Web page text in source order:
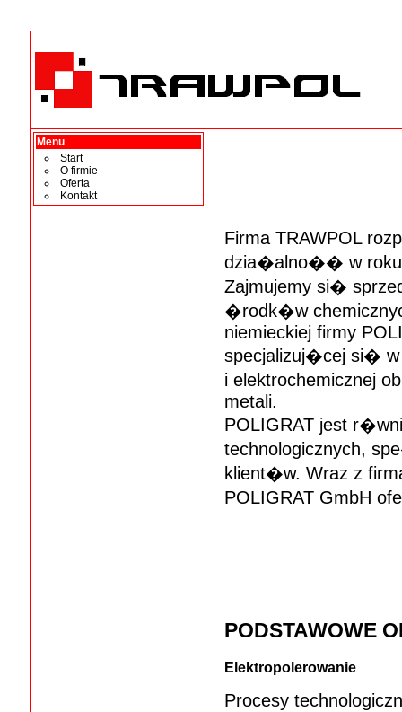
Menu
Start
O firmie
Oferta
Kontakt
Firma TRAWPOL
dzia�alno�� w roku
Zajmujemy si�
�rodk�w
niemieckiej firmy
specjalizuj�cej si� w
i elektrochemicznej
metali.
POLIGRAT jest
technologicznych,
klient�w. Wraz z
POLIGRAT GmbH
PODSTAWOWE
Elektropolerowanie
Procesy